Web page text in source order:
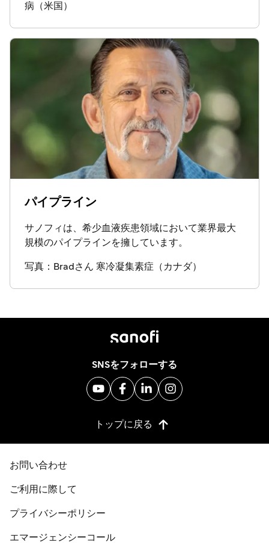
病（米国）
パイプライン
サノフィは、希少血液疾患領域において業界最大
規模のパイプラインを擁しています。
写真：Bradさん 寒冷凝集素症（カナダ）
SNSをフォローする
トップに戻る
お問い合わせ
ご利用に際して
プライバシーポリシー
エマージェンシーコール